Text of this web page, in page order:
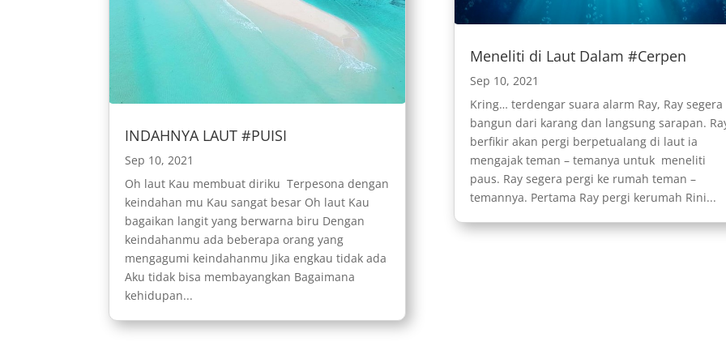
INDAHNYA LAUT #PUISI
Sep 10, 2021
Oh laut Kau membuat diriku Terpesona dengan
keindahan mu Kau sangat besar Oh laut Kau
bagaikan langit yang berwarna biru Dengan
keindahanmu ada beberapa orang yang
mengagumi keindahanmu Jika engkau tidak ada
Aku tidak bisa membayangkan Bagaimana
kehidupan...
Meneliti di Laut Dalam #Cerpen
Sep 10, 2021
Kring… terdengar suara alarm Ray, Ray segera
bangun dari karang dan langsung sarapan.
berfikir akan pergi berpetualang di laut ia
mengajak teman – temanya untuk meneliti
paus. Ray segera pergi ke rumah teman –
temannya. Pertama Ray pergi kerumah Rini...